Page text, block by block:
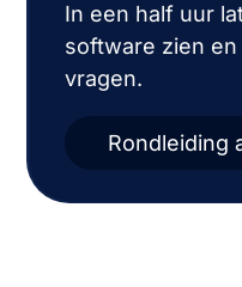
In een half uur
software zien
vragen.
Rondleiding